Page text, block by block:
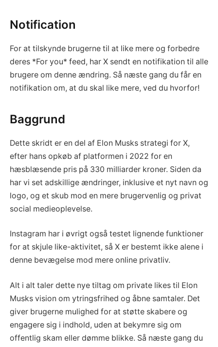
Notification
For at tilskynde brugerne til at like mere og forbedre
deres *For you* feed, har X sendt en notifikation til alle
brugere om denne ændring. Så næste gang du får en
notifikation om, at du skal like mere, ved du hvorfor!
Baggrund
Dette skridt er en del af Elon Musks strategi for X,
efter hans opkøb af platformen i 2022 for en
hæsblæsende pris på 330 milliarder kroner. Siden da
har vi set adskillige ændringer, inklusive et nyt navn og
logo, og et skub mod en mere brugervenlig og privat
social medieoplevelse.
Instagram har i øvrigt også testet lignende funktioner
for at skjule like-aktivitet, så X er bestemt ikke alene i
denne bevægelse mod mere online privatliv.
Alt i alt taler dette nye tiltag om private likes til Elon
Musks vision om ytringsfrihed og åbne samtaler. Det
giver brugerne mulighed for at støtte skabere og
engagere sig i indhold, uden at bekymre sig om
offentlig skam eller dømme blikke. Så næste gang du